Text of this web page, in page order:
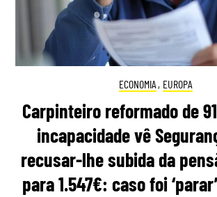
ECONOMIA , EUROPA
Carpinteiro reformado de
incapacidade vê
recusar-lhe subida da
para 1.547€: caso foi